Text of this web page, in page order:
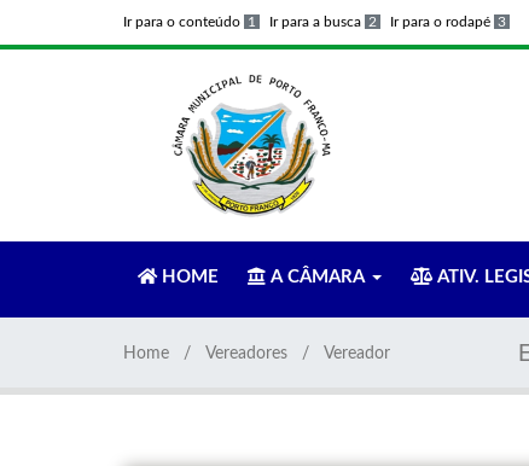
Ir para o conteúdo 1 Ir para a busca 2 Ir para o rodapé 3
HOME A CÂMARA ATIV.
Home Vereadores Vereador